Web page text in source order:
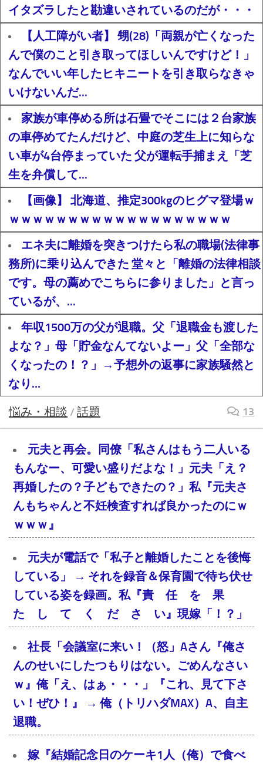
イタズラしたと勘違いされているのだが・・・
【人工障がい者】 甥(28)「両親が亡くなった
んで僕のこと引き取ってほしいんですけど！」
なんでいい年したヒキニートを引き取らなきゃ
いけないんだ...
家族が車停める所は石畳でそこには２台家族
の車停めてたんだけど、中庭の芝生上に知らな
い車が4台停まっていた 父が運転手捕まえ「芝
生を弁償して...
【画像】 北海道、推定300kgのヒグマ登場ｗ
ｗｗｗｗｗｗｗｗｗｗｗｗｗｗｗｗｗｗｗ
エネ夫に離婚を突きつけたら私の職場(法律事
務所)に乗り込んできた 堂々と「離婚の法律相談
です。母の薦めでこちらに参りました」と言っ
ているが、...
年収1500万の父が退職。父「退職金も渡した
よな？」母「貯金なんてないよー」父「全部な
くなったの！？」→予想外の返事に家族騒然と
なり…
悩み・相談 / 話題 13
元夫と再会。同僚「私さんはもう二人いる
もんなー、可愛い盛りだよな！」元夫「え？
再婚したの？子どもできたの？」私『元夫さ
んもちゃんと不妊検査すれば良かったのにｗ
ｗｗｗ』
元夫が電話で「私子と離婚したことを後悔
している」 → それを録音＆保育園で待ち伏せ
している姿を録画。私『責 任 を 果
た し て く だ さ い』現嫁「！？」
社長「会議室に来い！（怒」Aさん『俺さ
んのせいにしたつもりはない。ごめんなさい
ｗ』俺「え、はぁ・・・」『これ、見て下さ
い！ぜひ！』 → 俺（トリハダMAX）A、自主
退職。
嫁『結婚記念日のケーキ1人（俺）で食べ